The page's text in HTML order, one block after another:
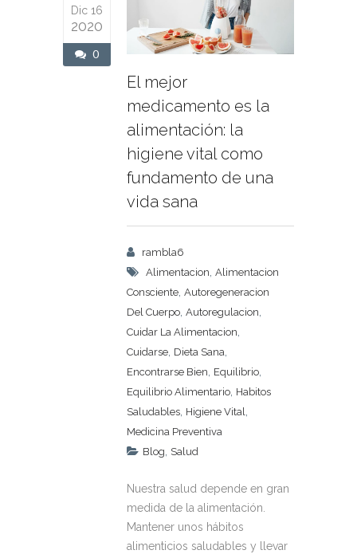
Dic 16
2020
0
El mejor
medicamento es la
alimentación: la
higiene vital como
fundamento de una
vida sana
rambla6
Alimentacion Alimentacion
Consciente Autoregeneracion
Del Cuerpo Autoregulacion
Cuidar La Alimentacion
Cuidarse Dieta Sana
Encontrarse Bien Equilibrio
Equilibrio Alimentario Habitos
Saludables Higiene Vital
Medicina Preventiva
Blog Salud
Nuestra salud depende en gran
medida de la alimentación.
Mantener unos hábitos
alimenticios saludables y llevar